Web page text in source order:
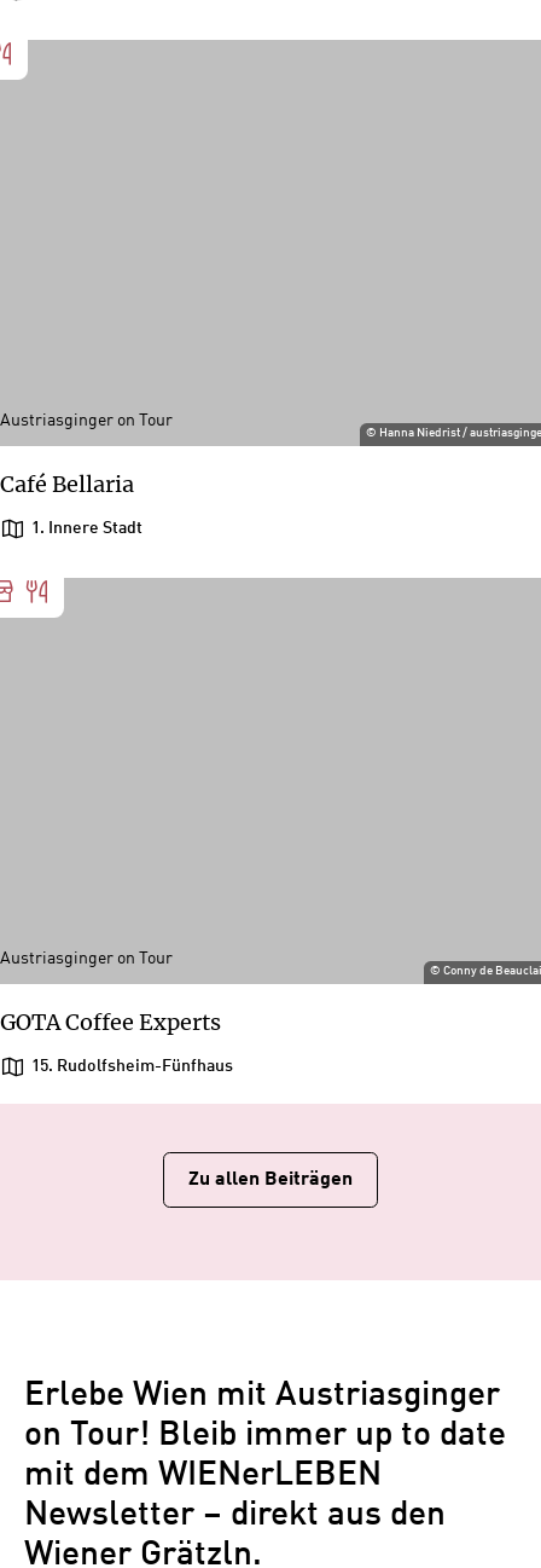
© Hanna Niedrist /
Austriasginger on Tour
Café Bellaria
1. Innere Stadt
©Conny de
Austriasginger on Tour
GOTA Coffee Experts
15. Rudolfsheim-Fünfhaus
Zu allen Beiträgen
Erlebe Wien mit Austriasginger
on Tour! Bleib immer up to date
mit dem WIENerLEBEN
Newsletter – direkt aus den
Wiener Grätzln.